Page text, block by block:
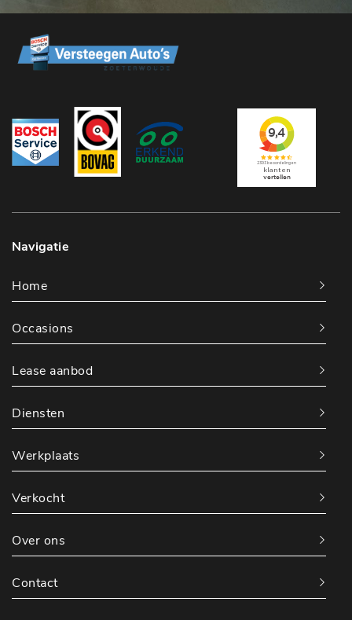
Navigatie
Home
Occasions
Lease aanbod
Diensten
Werkplaats
Verkocht
Over ons
Contact